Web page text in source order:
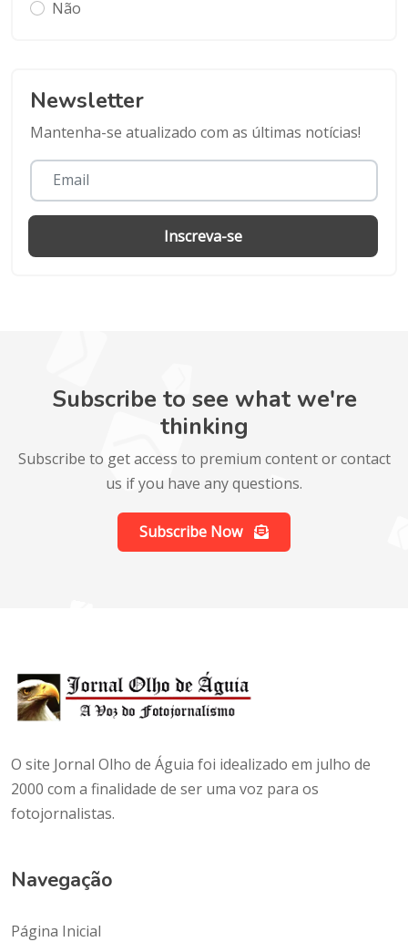
Não
Newsletter
Mantenha-se atualizado com as últimas notícias!
Inscreva-se
Subscribe to see what we're
thinking
Subscribe to get access to premium content or contact
us if you have any questions.
Subscribe Now
O site Jornal Olho de Águia foi idealizado em julho de
2000 com a finalidade de ser uma voz para os
fotojornalistas.
Navegação
Página Inicial